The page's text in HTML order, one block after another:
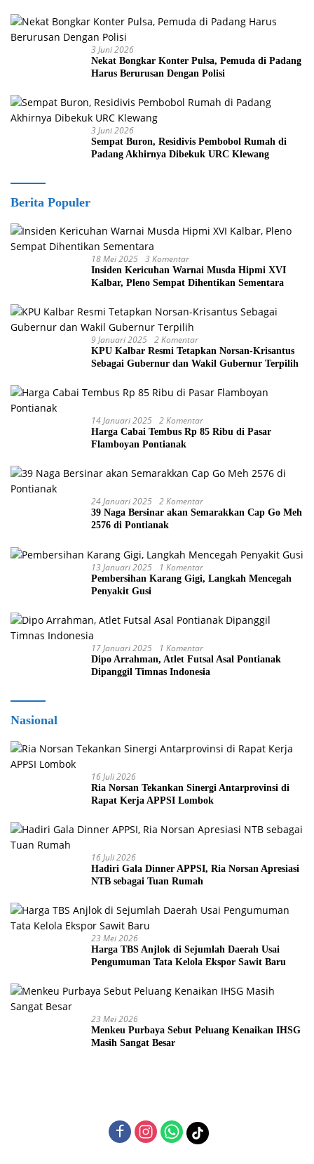
3 Juni 2026
Nekat Bongkar Konter Pulsa, Pemuda di Padang
Harus Berurusan Dengan Polisi
3 Juni 2026
Sempat Buron, Residivis Pembobol Rumah di
Padang Akhirnya Dibekuk URC Klewang
Berita Populer
18 Mei 2025 3 Komentar
Insiden Kericuhan Warnai Musda Hipmi XVI
Kalbar, Pleno Sempat Dihentikan Sementara
9 Januari 2025 2 Komentar
KPU Kalbar Resmi Tetapkan Norsan-Krisantus
Sebagai Gubernur dan Wakil Gubernur Terpilih
14 Januari 2025 2 Komentar
Harga Cabai Tembus Rp 85 Ribu di Pasar
Flamboyan Pontianak
24 Januari 2025 2 Komentar
39 Naga Bersinar akan Semarakkan Cap Go Meh
2576 di Pontianak
13 Januari 2025 1 Komentar
Pembersihan Karang Gigi, Langkah Mencegah
Penyakit Gusi
17 Januari 2025 1 Komentar
Dipo Arrahman, Atlet Futsal Asal Pontianak
Dipanggil Timnas Indonesia
Nasional
16 Juli 2026
Ria Norsan Tekankan Sinergi Antarprovinsi di
Rapat Kerja APPSI Lombok
16 Juli 2026
Hadiri Gala Dinner APPSI, Ria Norsan Apresiasi
NTB sebagai Tuan Rumah
23 Mei 2026
Harga TBS Anjlok di Sejumlah Daerah Usai
Pengumuman Tata Kelola Ekspor Sawit Baru
23 Mei 2026
Menkeu Purbaya Sebut Peluang Kenaikan IHSG
Masih Sangat Besar